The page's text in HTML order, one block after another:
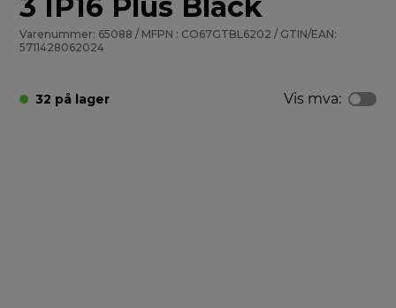
Varenummer: 65088 / MFPN : CO67GTBL6202 / GTIN/EAN:
5711428062024
32 på lager Vis mva: